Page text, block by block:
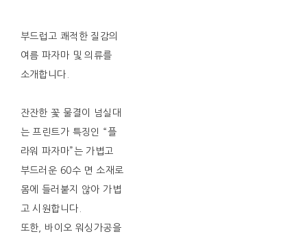
부드럽고 쾌적한 질감의
여름 파자마 및 의류를
소개합니다.
잔잔한 꽃 물결이 넘실대
는 프린트가 특징인 “플
라워 파자마”는 가볍고
부드러운 60수 면 소재로
몸에 들러붙지 않아 가볍
고 시원합니다.
또한, 바이오 워싱가공을